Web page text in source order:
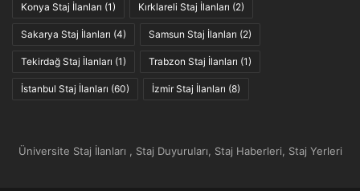
Konya Staj İlanları (1) Kırklareli Staj İlanları (2)
Sakarya Staj İlanları (4) Samsun Staj İlanları (2)
Tekirdağ Staj İlanları (1) Trabzon Staj İlanları (1)
İstanbul Staj İlanları (60) İzmir Staj İlanları (8)
Üniversite Staj İlanları , Staj Duyuruları, Staj Haberleri, Staj Yerleri